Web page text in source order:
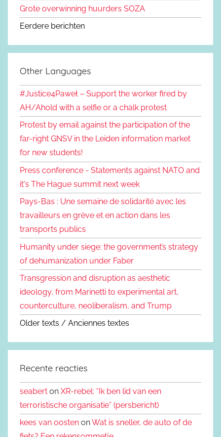
Grote overwinning huurders SOZA
Eerdere berichten
Other Languages
#Justice4Paweł – Support the worker fired by
AH/Ahold with a selfie or a chalk protest
Protest by email against the participation of the
far-right GNSV in the Leiden information market
for new students!
Press conference - Statements against NATO and
it's The Hague summit next week
Pays-Bas : Une semaine de solidarité avec les
travailleurs en grève et en action dans les
transports publics
Humanity under siege: the government’s strategy
of dehumanization under Faber
Transgression and disruption as aesthetic
ideology, from Marinetti to experimental art,
counterculture, neoliberalism, and Trump
Older texts / Anciennes textes
Recente reacties
seabert on XR-rebel: “Ik ben lid van een
terroristische organisatie” (persbericht)
kees van oosten onWat is sneller, de auto of de